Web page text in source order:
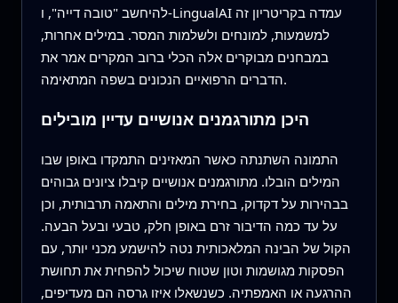
להיחשב "טובה דייה", ו-LingualAI עמדה בקריטריון זה
למשמעות, למונחים ולשלמות המסר. במילים אחרות,
במבחנים מבוקרים אלה הכלי ברוב המקרים אמר את
הדברים הרפואיים הנכונים בשפה המתאימה.
היכן מתורגמנים אנושיים עדיין מובילים
התמונה השתנתה כאשר המאזינים התמקדו באופן שבו
המילים הובלו. מתורגמנים אנושיים קיבלו ציונים גבוהים
בבהירות על דקדוק, בחירת מילים והתאמה תרבותית, וכן
על עד כמה הדיבור זרם באופן חלק, טבעי ובעל הבעה.
הקול של הבינה המלאכותית נטה להישמע מכני יותר, עם
הפסקות מגושמות וטון שטוח שיכול להפחית את תחושת
ההרגעה או האמפתיה. כשנשאלו איזו גרסה הם מעדיפים,